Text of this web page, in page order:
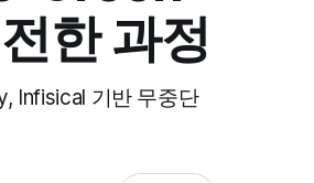
한 과정
Infisical 기반 무중단